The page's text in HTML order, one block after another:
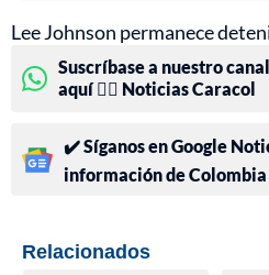
Lee Johnson permanece
Suscríbase a nuestro
aquí 👉🏻 Noticias Caracol
✔️ Síganos en Google
información de Colombia
Relacionados